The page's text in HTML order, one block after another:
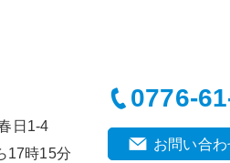
日1-4
17時15分
0776-
お問い合わ